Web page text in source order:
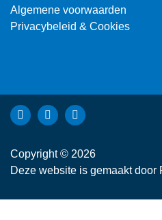
Algemene voorwaarden
Privacybeleid & Cookies
Bekijk Facebook van
Bekijk Instagram van
Bekijk YouTube
Copyright © 2026
Deze website is gemaakt door